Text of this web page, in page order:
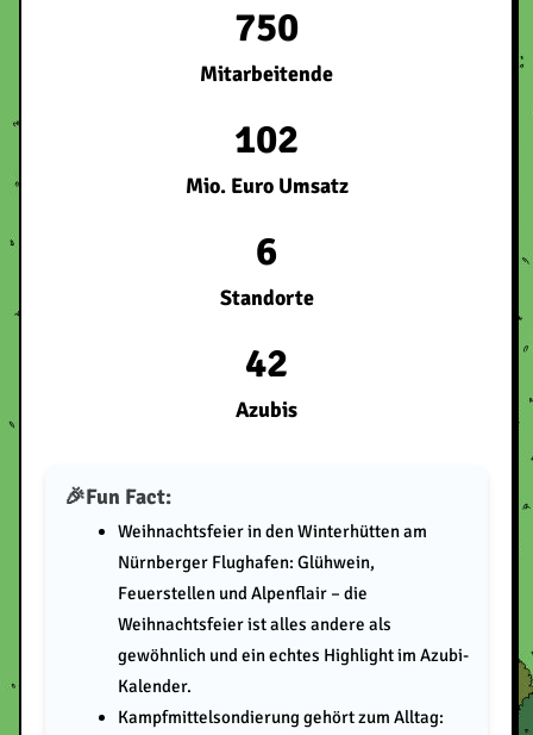
750
Mitarbeitende
102
Mio. Euro Umsatz
6
Standorte
42
Azubis
Fun Fact:
Weihnachtsfeier in den Winterhütten am
Nürnberger Flughafen: Glühwein,
Feuerstellen und Alpenflair – die
Weihnachtsfeier ist alles andere als
gewöhnlich und ein echtes Highlight im Azubi-
Kalender.
Kampfmittelsondierung gehört zum Alltag: